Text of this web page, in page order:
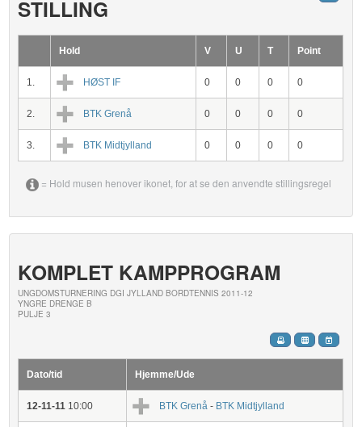
STILLING
Hold V U T Point
1. HØST IF 0 0 0 0
2. BTK Grenå 0 0 0 0
3. BTK Midtjylland 0 0 0 0
= Hold musen henover ikonet, for at se den anvendte stillingsregel
KOMPLET KAMPPROGRAM
UNGDOMSTURNERING DGI JYLLAND BORDTENNIS 2011-12
YNGRE DRENGE B
PULJE 3
Dato/tid Hjemme/Ude
12-11-11 10:00 BTK Grenå - BTK Midtjylland